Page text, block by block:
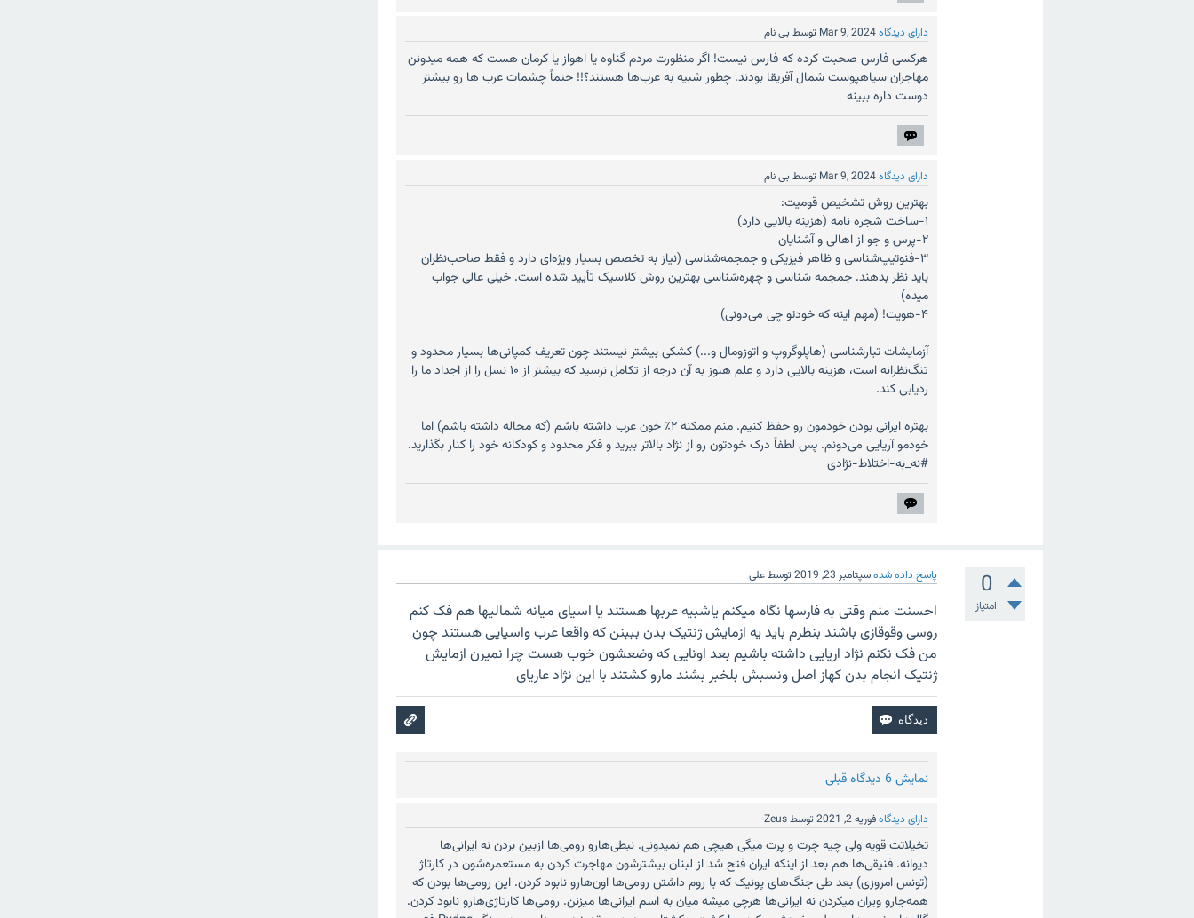
دارای دیدگاهMar 9, 2024 توسط بی نام
هرکسی فارس صحبت کرده که فارس نیست! اگر منظورت مردم گناوه یا اهواز یا کرمان هست که همه میدونن
مهاجران سیاهپوست شمال آفریقا بودند. چطور شبیه به عرب‌ها هستند؟!! حتماً چشمات عرب ها رو بیشتر
دوست داره ببینه
دارای دیدگاهMar 9, 2024 توسط بی نام
بهترین روش تشخیص قومیت:
۱-ساخت شجره نامه (هزینه بالایی دارد)
۲-پرس و جو از اهالی و آشنایان
۳-فنوتیپ‌شناسی و ظاهر فیزیکی و جمجمه‌شناسی (نیاز به تخصص بسیار ویژه‌ای دارد و فقط صاحب‌نظران
باید نظر بدهند. جمجمه شناسی و چهره‌شناسی بهترین روش کلاسیک تأیید شده است. خیلی عالی جواب
میده)
۴-هویت! (مهم اینه که خودتو چی می‌دونی)
آزمایشات تبارشناسی (هاپلوگروپ و اتوزومال و...) کشکی بیشتر نیستند چون تعریف کمپانی‌ها بسیار محدود و
تنگ‌نظرانه است، هزینه بالایی دارد و علم هنوز به آن درجه از تکامل نرسید که بیشتر از ۱۰ نسل را از اجداد ما را
ردیابی کند.
بهتره ایرانی بودن خودمون رو حفظ کنیم. منم ممکنه ۲٪ خون عرب داشته باشم (که محاله داشته باشم) اما
خودمو آریایی می‌دونم. پس لطفاً درک خودتون رو از نژاد بالاتر ببرید و فکر محدود و کودکانه خود را کنار بگذارید.
#نه_به-اختلاط-نژادی
0
امتیاز
پاسخ داده شدهسپتامبر 23, 2019 توسطعلى
احسنت منم وقتی به فارسها نگاه میکنم یاشبیه عربها هستند یا اسیای میانه شمالیها هم فک کنم
روسی وقوقازی باشند بنظرم باید یه ازمایش ژنتیک بدن بببنن که واقعا عرب واسیایی هستند چون
من فک نکنم نژاد اریایی داشته باشیم بعد اونایی که وضعشون خوب هست چرا نمیرن ازمایش
ژنتیک انجام بدن کهاز اصل ونسبش بلخبر بشند مارو کشتند با این نژاد عاریای
نمایش 6 دیدگاه قبلی
دارای دیدگاهفوریه 2, 2021 توسطZeus
تخیلاتت قویه ولی چیه چرت و پرت میگی هیچی هم نمیدونی. نبطی‌هارو رومی‌ها ازبین بردن نه ایرانی‌ها
دیوانه. فنیقی‌ها هم بعد از اینکه ایران فتح شد از لبنان بیشترشون مهاجرت کردن به مستعمره‌شون در کارتاژ
(تونس امروزی) بعد طی جنگ‌های پونیک که با روم داشتن رومی‌ها اون‌هارو نابود کردن. این رومی‌ها بودن که
همه‌جا‌رو ویران میکردن نه ایرانی‌ها هرچی میشه میان به اسم ایرانی‌ها میزنن. رومی‌ها کارتاژی‌هارو نابود کردن.